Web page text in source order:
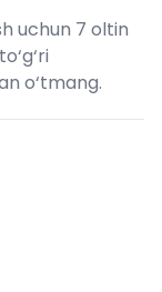
uchun 7 oltin
o‘tmang.